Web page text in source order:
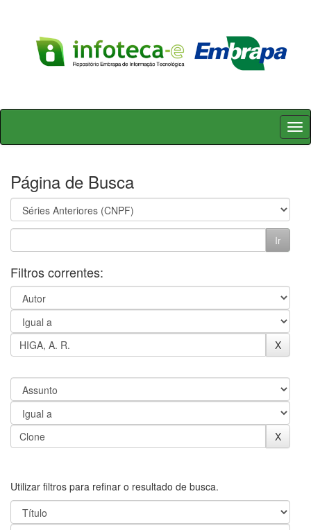
Skip
Página de Busca
Filtros correntes:
Utilizar filtros para refinar o resultado de busca.